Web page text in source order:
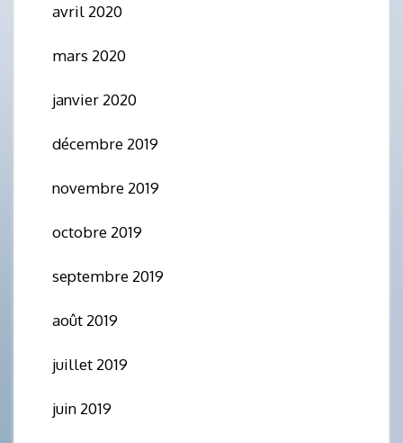
avril 2020
mars 2020
janvier 2020
décembre 2019
novembre 2019
octobre 2019
septembre 2019
août 2019
juillet 2019
juin 2019